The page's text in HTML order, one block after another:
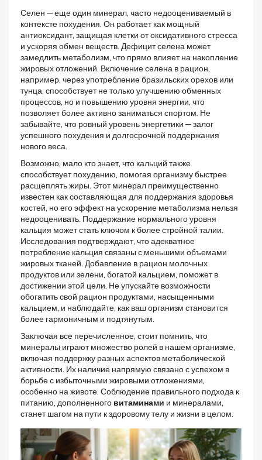
Селен — еще один минерал, часто недооцениваемый в
контексте похудения. Он работает как мощный
антиоксидант, защищая клетки от оксидативного стресса
и ускоряя обмен веществ. Дефицит селена может
замедлить метаболизм, что прямо влияет на накопление
жировых отложений. Включение селена в рацион,
например, через употребление бразильских орехов или
тунца, способствует не только улучшению обменных
процессов, но и повышению уровня энергии, что
позволяет более активно заниматься спортом. Не
забывайте, что ровный уровень энергетики — залог
успешного похудения и долгосрочной поддержания
нового веса.
Возможно, мало кто знает, что кальций также
способствует похудению, помогая организму быстрее
расщеплять жиры. Этот минерал преимущественно
известен как составляющая для поддержания здоровья
костей, но его эффект на ускорение метаболизма нельзя
недооценивать. Поддержание нормального уровня
кальция может стать ключом к более стройной талии.
Исследования подтверждают, что адекватное
потребление кальция связаны с меньшими объемами
жировых тканей. Добавление в рацион молочных
продуктов или зелени, богатой кальцием, поможет в
достижении этой цели. Не упускайте возможности
обогатить свой рацион продуктами, насыщенными
кальцием, и наблюдайте, как ваш организм становится
более гармоничным и подтянутым.
Заключая все перечисленное, стоит помнить, что
минералы играют множество ролей в нашем организме,
включая поддержку разных аспектов метаболической
активности. Их наличие напрямую связано с успехом в
борьбе с избыточными жировыми отложениями,
особенно на животе. Соблюдение правильного подхода к
питанию, дополненного витаминами и минералами,
станет шагом на пути к здоровому телу и жизни в целом.